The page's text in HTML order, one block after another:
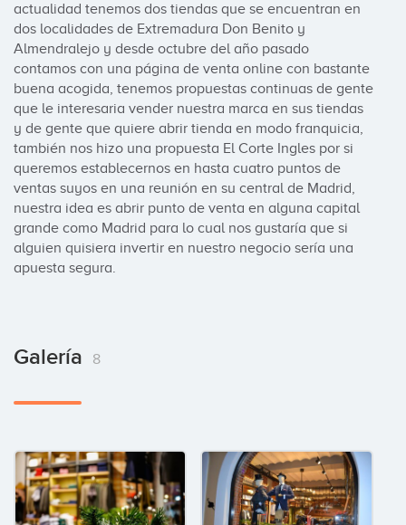
actualidad tenemos dos tiendas que se encuentran en
dos localidades de Extremadura Don Benito y
Almendralejo y desde octubre del año pasado
contamos con una página de venta online con bastante
buena acogida, tenemos propuestas continuas de gente
que le interesaria vender nuestra marca en sus tiendas
y de gente que quiere abrir tienda en modo franquicia,
también nos hizo una propuesta El Corte Ingles por si
queremos establecernos en hasta cuatro puntos de
ventas suyos en una reunión en su central de Madrid,
nuestra idea es abrir punto de venta en alguna capital
grande como Madrid para lo cual nos gustaría que si
alguien quisiera invertir en nuestro negocio sería una
apuesta segura.
Galería 8